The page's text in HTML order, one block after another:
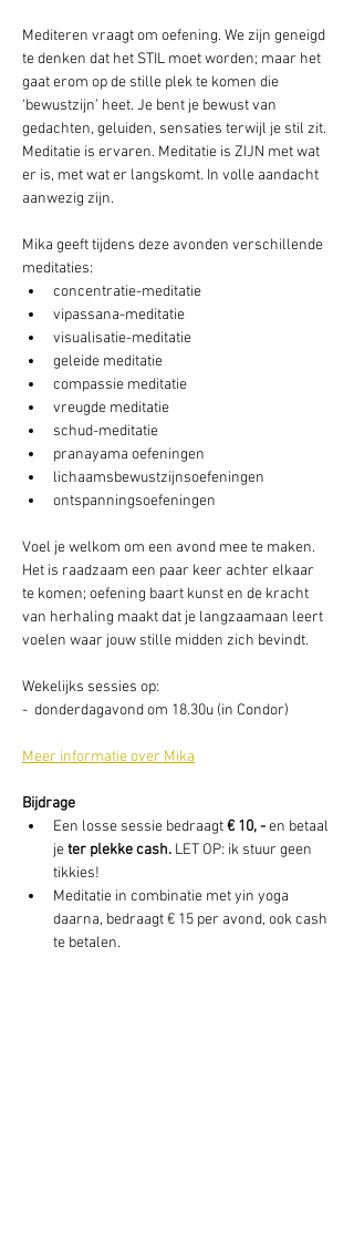
Mediteren vraagt om oefening. We zijn geneigd
te denken dat het STIL moet worden; maar het
gaat erom op de stille plek te komen die
‘bewustzijn’ heet. Je bent je bewust van
gedachten, geluiden, sensaties terwijl je stil zit.
Meditatie is ervaren. Meditatie is ZIJN met wat
er is, met wat er langskomt. In volle aandacht
aanwezig zijn.
Mika geeft tijdens deze avonden verschillende
meditaties:
concentratie-meditatie
vipassana-meditatie
visualisatie-meditatie
geleide meditatie
compassie meditatie
vreugde meditatie
schud-meditatie
pranayama oefeningen
lichaamsbewustzijnsoefeningen
ontspanningsoefeningen
Voel je welkom om een avond mee te maken.
Het is raadzaam een paar keer achter elkaar
te komen; oefening baart kunst en de kracht
van herhaling maakt dat je langzaamaan leert
voelen waar jouw stille midden zich bevindt.
Wekelijks sessies op:
-  donderdagavond om 18.30u (in Condor)
Meer informatie over Mika
Bijdrage
Een losse sessie bedraagt € 10, - en betaal
je ter plekke cash. LET OP: ik stuur geen
tikkies!
Meditatie in combinatie met yin yoga
daarna, bedraagt € 15 per avond, ook cash
te betalen.